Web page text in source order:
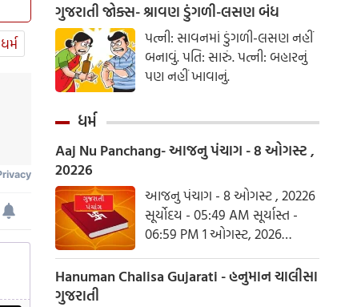
ધર્મ
ગુજરાતી જોક્સ- શ્રાવણ ડુંગળી-લસણ બંધ
પત્ની: સાવનમાં ડુંગળી-લસણ નહીં
બનાવું. પતિ: સારું. પત્ની: બહારનું
પણ નહીં ખાવાનું.
ધર્મ
Aaj Nu Panchang- આજનુ પંચાગ - 8 ઓગસ્ટ ,
20226
આજનુ પંચાગ - 8 ઓગસ્ટ , 20226
સૂર્યોદય - 05:49 AM સૂર્યાસ્ત -
06:59 PM 1 ઓગસ્ટ, 2026
શનિવાર આષાઢ વદ ત્રિજ- વિક્રમ
સંવત 2082
Hanuman Chalisa Gujarati - હનુમાન ચાલીસા
ગુજરાતી